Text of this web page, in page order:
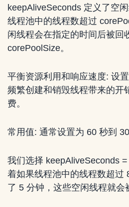
keepAliveSeconds 定义了空
线程池中的线程数超过
闲线程会在指定的时间后被回
corePoolSize。
平衡资源利用和响应速度: 设
频繁创建和销毁线程带来的开
费。
常用值: 通常设置为 60 秒到
我们选择 keepAliveSeconds
着如果线程池中的线程数超过
了 5 分钟，这些空闲线程就会